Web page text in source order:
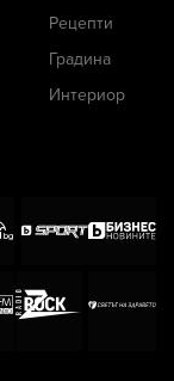
Рецепти
Градина
Интериор